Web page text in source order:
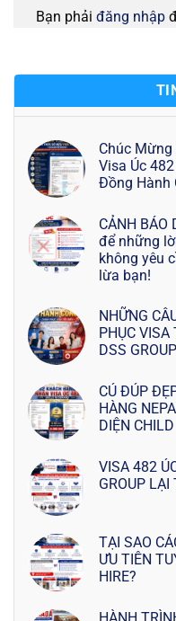
Bạn phải đăng nhập
Chúc Mừng
Visa Úc
Đồng Hành
CẢNH BÁO
để những
không yêu
lừa bạn!
NHỮNG
PHỤC VISA
DSS GROUP
CÚ ĐÚP
HÀNG
DIỆN
VISA 482
GROUP
TẠI SAO
ƯU TIÊN
HIRE?